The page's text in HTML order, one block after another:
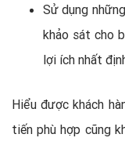
Sử dụng
khảo sát cho
lợi ích nhất
Hiểu được khách
tiến phù hợp cũng